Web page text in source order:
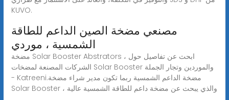
KUVO.
مصنعي مضخة الصين الداعم للطاقة
الشمسية ، موردي
مضخة Solar Booster Abstrators ، ابحث عن تفاصيل حول
الشركات المصنعة لمضخات Solar Booster والموردين وتجار الجملة
- Katreeni.مضخة الداعم الشمسية ربما تكون مدير شراء مضخة
Solar Booster ، والذي يبحث عن مضخة داعم للطاقة الشمسية عالية